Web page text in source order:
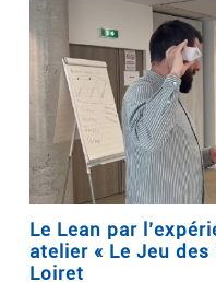
Le Lean par
atelier « Le Jeu des
Loiret